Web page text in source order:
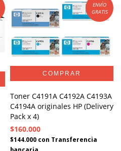
ENVÍO
GRATIS
Toner C4191A C4192A C4193A
C4194A originales HP (Delivery
Pack x 4)
$160.000
$144.000 con Transferencia